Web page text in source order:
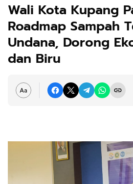
Wali Kota Kupang
Roadmap Sampah
Undana, Dorong
dan Biru